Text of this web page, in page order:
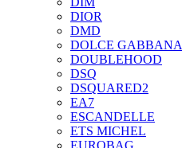
DIOR
DMD
DOLCE GABBANA
DOUBLEHOOD
DSQ
DSQUARED2
EA7
ESCANDELLE
ETS MICHEL
EUROBAG